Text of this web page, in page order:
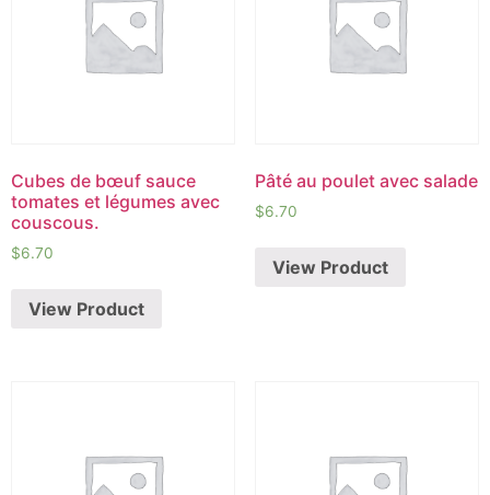
Cubes de bœuf sauce
tomates et légumes avec
couscous.
$6.70
View Product
Pâté au poulet avec salade
$6.70
View Product